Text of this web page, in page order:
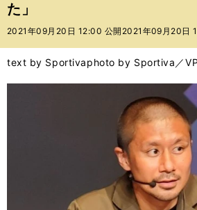
テ
ー
バ
た」
2021年09月20日 12:00 公開 2021年09月20日
text by Sportivaphoto by Sportiva／